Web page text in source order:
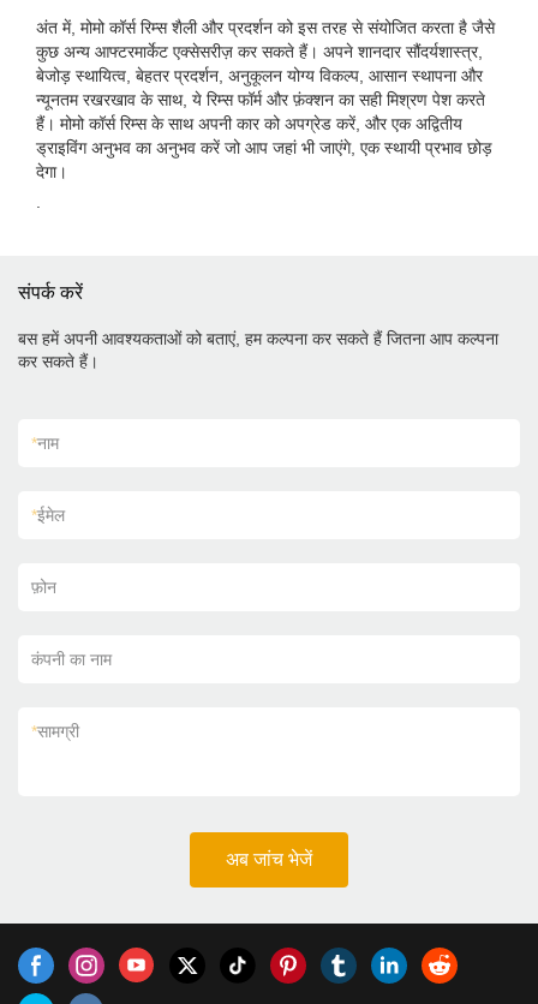
अंत में, मोमो कॉर्स रिम्स शैली और प्रदर्शन को इस तरह से संयोजित करता है जैसे
कुछ अन्य आफ्टरमार्केट एक्सेसरीज़ कर सकते हैं। अपने शानदार सौंदर्यशास्त्र,
बेजोड़ स्थायित्व, बेहतर प्रदर्शन, अनुकूलन योग्य विकल्प, आसान स्थापना और
न्यूनतम रखरखाव के साथ, ये रिम्स फॉर्म और फ़ंक्शन का सही मिश्रण पेश करते
हैं। मोमो कॉर्स रिम्स के साथ अपनी कार को अपग्रेड करें, और एक अद्वितीय
ड्राइविंग अनुभव का अनुभव करें जो आप जहां भी जाएंगे, एक स्थायी प्रभाव छोड़
देगा।
संपर्क करें
बस हमें अपनी आवश्यकताओं को बताएं, हम कल्पना कर सकते हैं जितना आप कल्पना
कर सकते हैं।
*नाम
*ईमेल
फ़ोन
कंपनी का नाम
*सामग्री
अब जांच भेजें